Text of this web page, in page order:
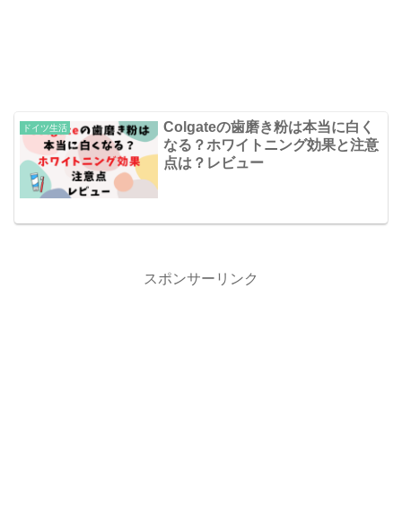
ドイツ生活
Colgateの歯磨き粉は本当に白く
なる？ホワイトニング効果と注意
点は？レビュー
スポンサーリンク